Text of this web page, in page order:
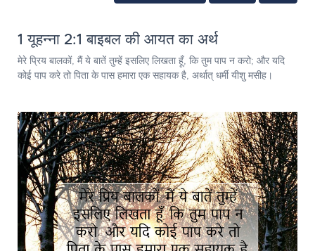
1 यूहन्ना 2:1 बाइबल की आयत का अर्थ
मेरे प्रिय बालकों, मैं ये बातें तुम्हें इसलिए लिखता हूँ, कि तुम पाप न करो; और यदि
कोई पाप करे तो पिता के पास हमारा एक सहायक है, अर्थात् धर्मी यीशु मसीह।